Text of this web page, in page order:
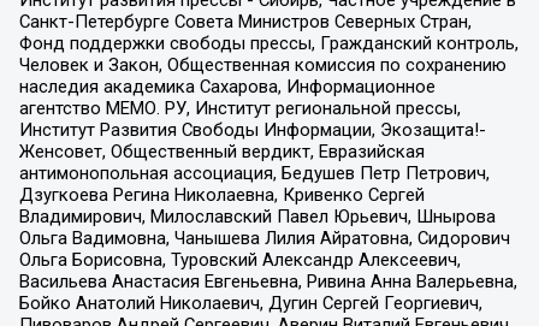
Санкт-Петербурге Совета Министров Северных Стран,
Фонд поддержки свободы прессы, Гражданский контроль,
Человек и Закон, Общественная комиссия по сохранению
наследия академика Сахарова, Информационное
агентство МЕМО. РУ, Институт региональной прессы,
Институт Развития Свободы Информации, Экозащита!-
Женсовет, Общественный вердикт, Евразийская
антимонопольная ассоциация, Бедушев Петр Петрович,
Дзугкоева Регина Николаевна, Кривенко Сергей
Владимирович, Милославский Павел Юрьевич, Шнырова
Ольга Вадимовна, Чанышева Лилия Айратовна, Сидорович
Ольга Борисовна, Туровский Александр Алексеевич,
Васильева Анастасия Евгеньевна, Ривина Анна Валерьевна,
Бойко Анатолий Николаевич, Дугин Сергей Георгиевич,